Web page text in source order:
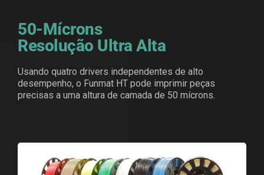
50-Mícrons
Resolução Ultra Alta
Usando quatro drivers independentes de alto
desempenho, o Funmat HT pode imprimir peças
precisas a uma altura de camada de 50 mícrons.